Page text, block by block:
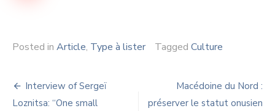
Posted in Article, Type à lister Tagged Culture
Navigation
Interview of Sergeï
Loznitsa: “One small
Macédoine du Nord :
préserver le statut onusien